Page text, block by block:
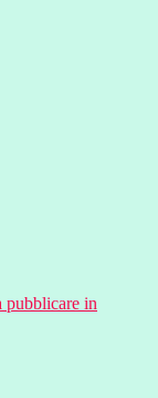
pubblicare in